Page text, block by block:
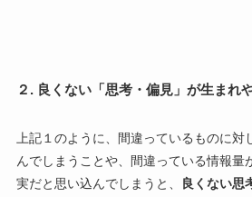
２. 良くない「思考・偏見」が生まれ
上記１のように、間違っているものに
んでしまうことや、間違っている情報量
実だと思い込んでしまうと、
良くない思